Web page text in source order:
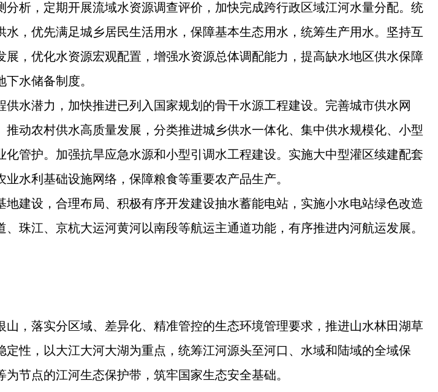
分析，定期开展流域水资源调查评价，加快完成跨行政区域江河水量分配。统
，优先满足城乡居民生活用水，保障基本生态用水，统筹生产用水。坚持互
，优化水资源宏观配置，增强水资源总体调配能力，提高缺水地区供水保障
水储备制度。
水潜力，加快推进已列入国家规划的骨干水源工程建设。完善城市供水网
动农村供水高质量发展，分类推进城乡供水一体化、集中供水规模化、小型
管护。加强抗旱应急水源和小型引调水工程建设。实施大中型灌区续建配套
水利基础设施网络，保障粮食等重要农产品生产。
地建设，合理布局、积极有序开发建设抽水蓄能电站，实施小水电站绿色改造
珠江、京杭大运河黄河以南段等航运主通道功能，有序推进内河航运发展。
山，落实分区域、差异化、精准管控的生态环境管理要求，推进山水林田湖草
性，以大江大河大湖为重点，统筹江河源头至河口、水域和陆域的全域保
节点的江河生态保护带，筑牢国家生态安全基础。